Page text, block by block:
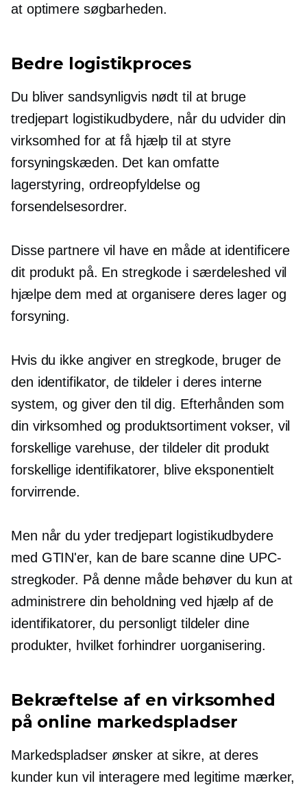
at optimere søgbarheden.
Bedre logistikproces
Du bliver sandsynligvis nødt til at bruge
tredjepart logistikudbydere, når du udvider din
virksomhed for at få hjælp til at styre
forsyningskæden. Det kan omfatte
lagerstyring, ordreopfyldelse og
forsendelsesordrer.
Disse partnere vil have en måde at identificere
dit produkt på. En stregkode i særdeleshed vil
hjælpe dem med at organisere deres lager og
forsyning.
Hvis du ikke angiver en stregkode, bruger de
den identifikator, de tildeler i deres interne
system, og giver den til dig. Efterhånden som
din virksomhed og produktsortiment vokser, vil
forskellige varehuse, der tildeler dit produkt
forskellige identifikatorer, blive eksponentielt
forvirrende.
Men når du ydertredjepartlogistikudbydere
med GTIN'er, kan de bare scanne dine UPC-
stregkoder. På denne måde behøver du kun at
administrere din beholdning ved hjælp af de
identifikatorer, du personligt tildeler dine
produkter, hvilket forhindrer uorganisering.
Bekræftelse af en virksomhed
på online markedspladser
Markedspladser ønsker at sikre, at deres
kunder kun vil interagere med legitime mærker,